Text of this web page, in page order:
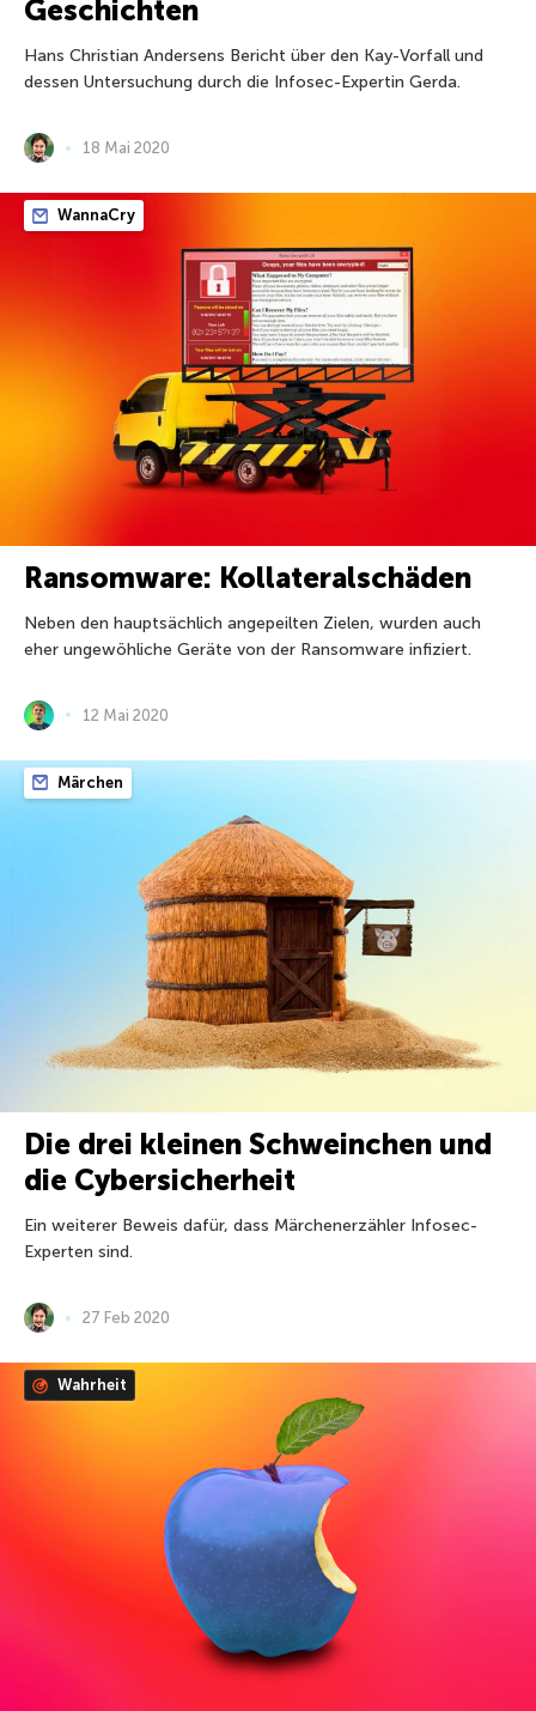
Geschichten
Hans Christian Andersens Bericht über den Kay-Vorfall und
dessen Untersuchung durch die Infosec-Expertin Gerda.
18 Mai 2020
WannaCry
Ransomware: Kollateralschäden
Neben den hauptsächlich angepeilten Zielen, wurden auch
eher ungewöhliche Geräte von der Ransomware infiziert.
12 Mai 2020
Märchen
Die drei kleinen Schweinchen und
die Cybersicherheit
Ein weiterer Beweis dafür, dass Märchenerzähler Infosec-
Experten sind.
27 Feb 2020
Wahrheit